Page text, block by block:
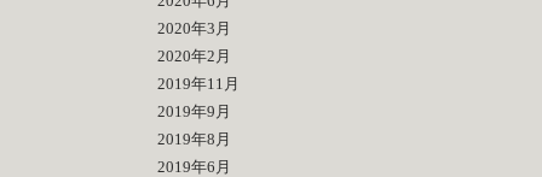
2020年3月
2020年2月
2019年11月
2019年9月
2019年8月
2019年6月